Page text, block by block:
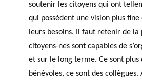
soutenir les citoyens qui ont
qui possèdent une vision plus fine
leurs besoins. Il faut retenir de la
citoyens-nes sont capables de
et sur le long terme. Ce sont plus
bénévoles, ce sont des collègues.